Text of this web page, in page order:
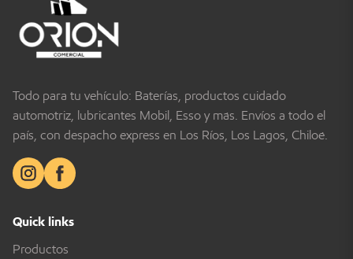
Todo para tu vehículo: Baterías, productos cuidado
automotriz, lubricantes Mobil, Esso y más. Envíos a todo el
país, con despacho express en Los Ríos, Los Lagos, Chiloé.
Quick links
Productos